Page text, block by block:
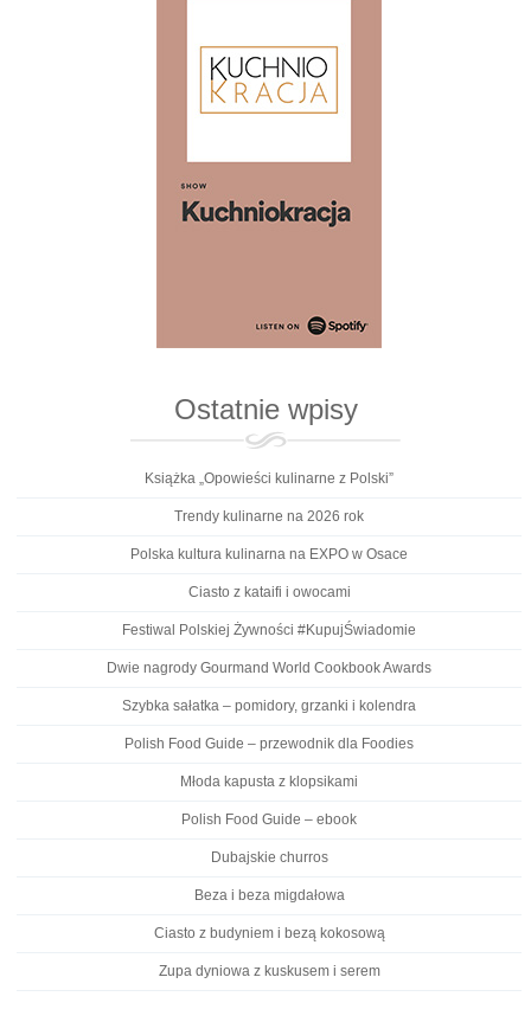
Ostatnie wpisy
Książka „Opowieści kulinarne z Polski”
Trendy kulinarne na 2026 rok
Polska kultura kulinarna na EXPO w Osace
Ciasto z kataifi i owocami
Festiwal Polskiej Żywności #KupujŚwiadomie
Dwie nagrody Gourmand World Cookbook Awards
Szybka sałatka – pomidory, grzanki i kolendra
Polish Food Guide – przewodnik dla Foodies
Młoda kapusta z klopsikami
Polish Food Guide – ebook
Dubajskie churros
Beza i beza migdałowa
Ciasto z budyniem i bezą kokosową
Zupa dyniowa z kuskusem i serem